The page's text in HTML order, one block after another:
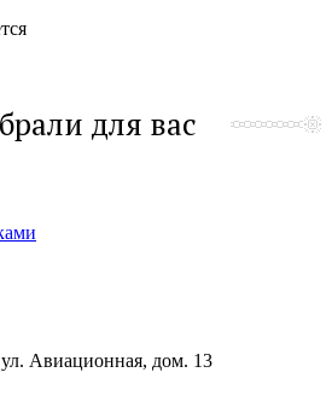
для вас
Авиационная, дом. 13